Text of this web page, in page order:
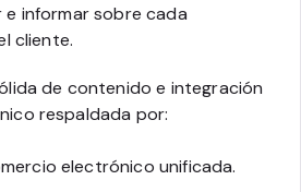
informar sobre cada
cliente.
de contenido e integración
respaldada por:
electrónico unificada.